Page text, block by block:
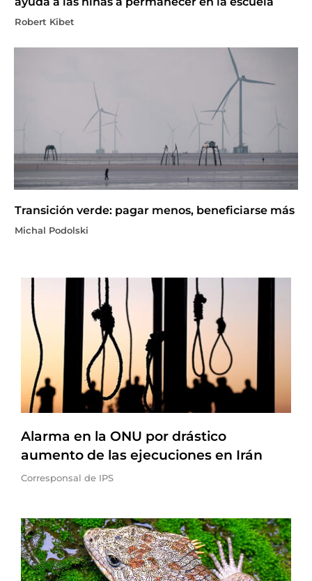
Robert Kibet
Transición verde: pagar menos, beneficiarse más
Michal Podolski
Alarma en la ONU por drástico
aumento de las ejecuciones en Irán
Corresponsal de IPS